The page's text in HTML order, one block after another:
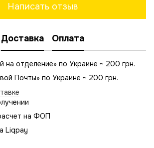
Написать отзыв
Доставка Оплата
на отделение» по Украине ~ 200 грн.
Почты» по Украине ~ 200 грн.
на ФОП
Liqpay